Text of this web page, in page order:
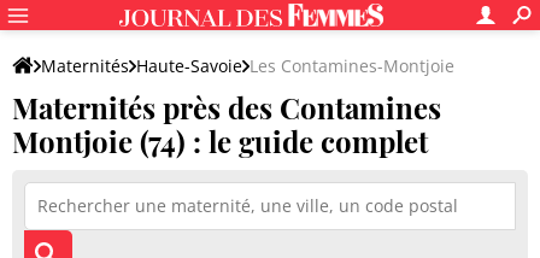
Maternités Haute-Savoie Les Contamines-Montjoie
Maternités près des Contamines
Montjoie (74) : le guide complet